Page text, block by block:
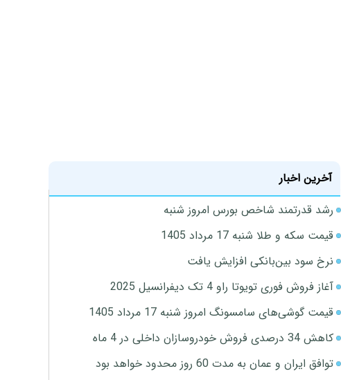
آخرین اخبار
رشد قدرتمند شاخص بورس امروز شنبه
قیمت سکه و طلا شنبه 17 مرداد 1405
نرخ سود بین‌بانکی افزایش یافت
آغاز فروش فوری تویوتا راو 4 تک دیفرانسیل 2025
قیمت گوشی‌های سامسونگ امروز شنبه 17 مرداد 1405
کاهش 34 درصدی فروش خودروسازان داخلی در 4 ماه
توافق ایران و عمان به مدت 60 روز محدود خواهد بود